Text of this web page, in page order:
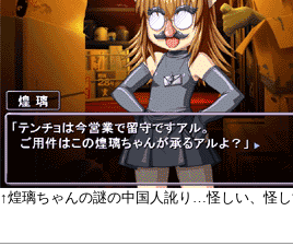
↑煌璃ちゃんの謎の中国人訛り…怪しい、怪